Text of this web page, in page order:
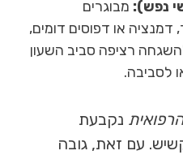
נפש): מבוגרים
או דפוסים דומים,
רציפה סביב השעון
לסביבה.
הרפואית נקבעת
עם זאת, גובה